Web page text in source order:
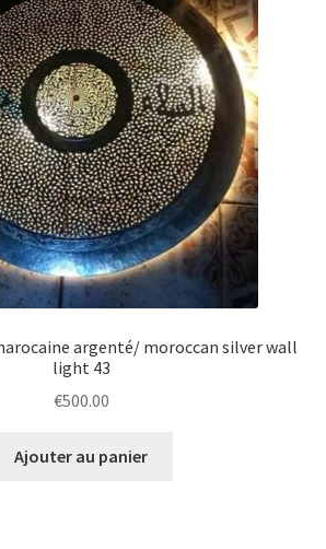
argenté/ moroccan silver wall
light 43
€500.00
Ajouter au panier